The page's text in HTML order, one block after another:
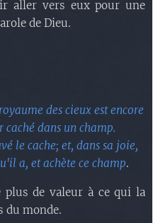
aller vers eux pour une
de Dieu.
des cieux est encore
dans un champ.
le cache; et, dans sa joie,
a, et achète ce champ.
plus de valeur à ce qui la
du monde.